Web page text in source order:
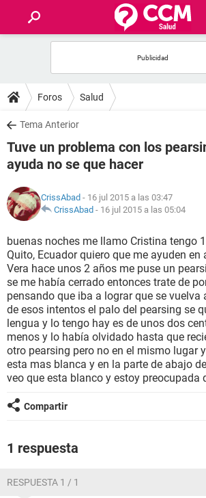
FOROS
SALUD
FAMILIA
NUTRICIÓN
SEXUALIDAD
GLOSARIO
Foros Salud
Tema Anterior
Tuve un problema con los
ayuda no se que hacer
CrissAbad - 16 jul 2015 a las 03:47
CrissAbad - 16 jul 2015 a las 05:04
buenas noches me llamo Cristina tengo
Quito, Ecuador quiero que me ayuden en
Vera hace unos 2 años me puse un
se me había cerrado entonces trate de
pensando que iba a lograr que se vuelva
de esos intentos el palo del pearsing se
lengua y lo tengo hay es de unos dos
menos y lo había olvidado hasta que
otro pearsing pero no en el mismo lugar
esta mas blanca y en la parte de abajo
veo que esta blanco y estoy preocupada
Compartir
1 respuesta
RESPUESTA 1 / 1